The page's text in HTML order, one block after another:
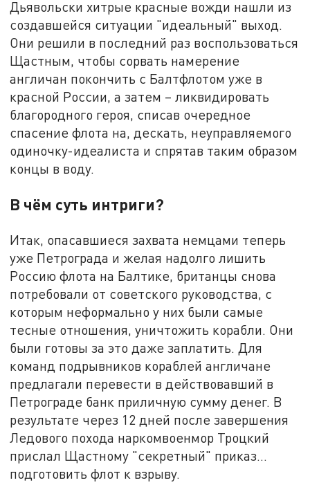
Дьявольски хитрые красные вожди нашли из
создавшейся ситуации "идеальный" выход.
Они решили в последний раз воспользоваться
Щастным, чтобы сорвать намерение
англичан покончить с Балтфлотом уже в
красной России, а затем – ликвидировать
благородного героя, списав очередное
спасение флота на, дескать, неуправляемого
одиночку-идеалиста и спрятав таким образом
концы в воду.
В чём суть интриги?
Итак, опасавшиеся захвата немцами теперь
уже Петрограда и желая надолго лишить
Россию флота на Балтике, британцы снова
потребовали от советского руководства, с
которым неформально у них были самые
тесные отношения, уничтожить корабли. Они
были готовы за это даже заплатить. Для
команд подрывников кораблей англичане
предлагали перевести в действовавший в
Петрограде банк приличную сумму денег. В
результате через 12 дней после завершения
Ледового похода наркомвоенмор Троцкий
прислал Щастному "секретный" приказ…
подготовить флот к взрыву.